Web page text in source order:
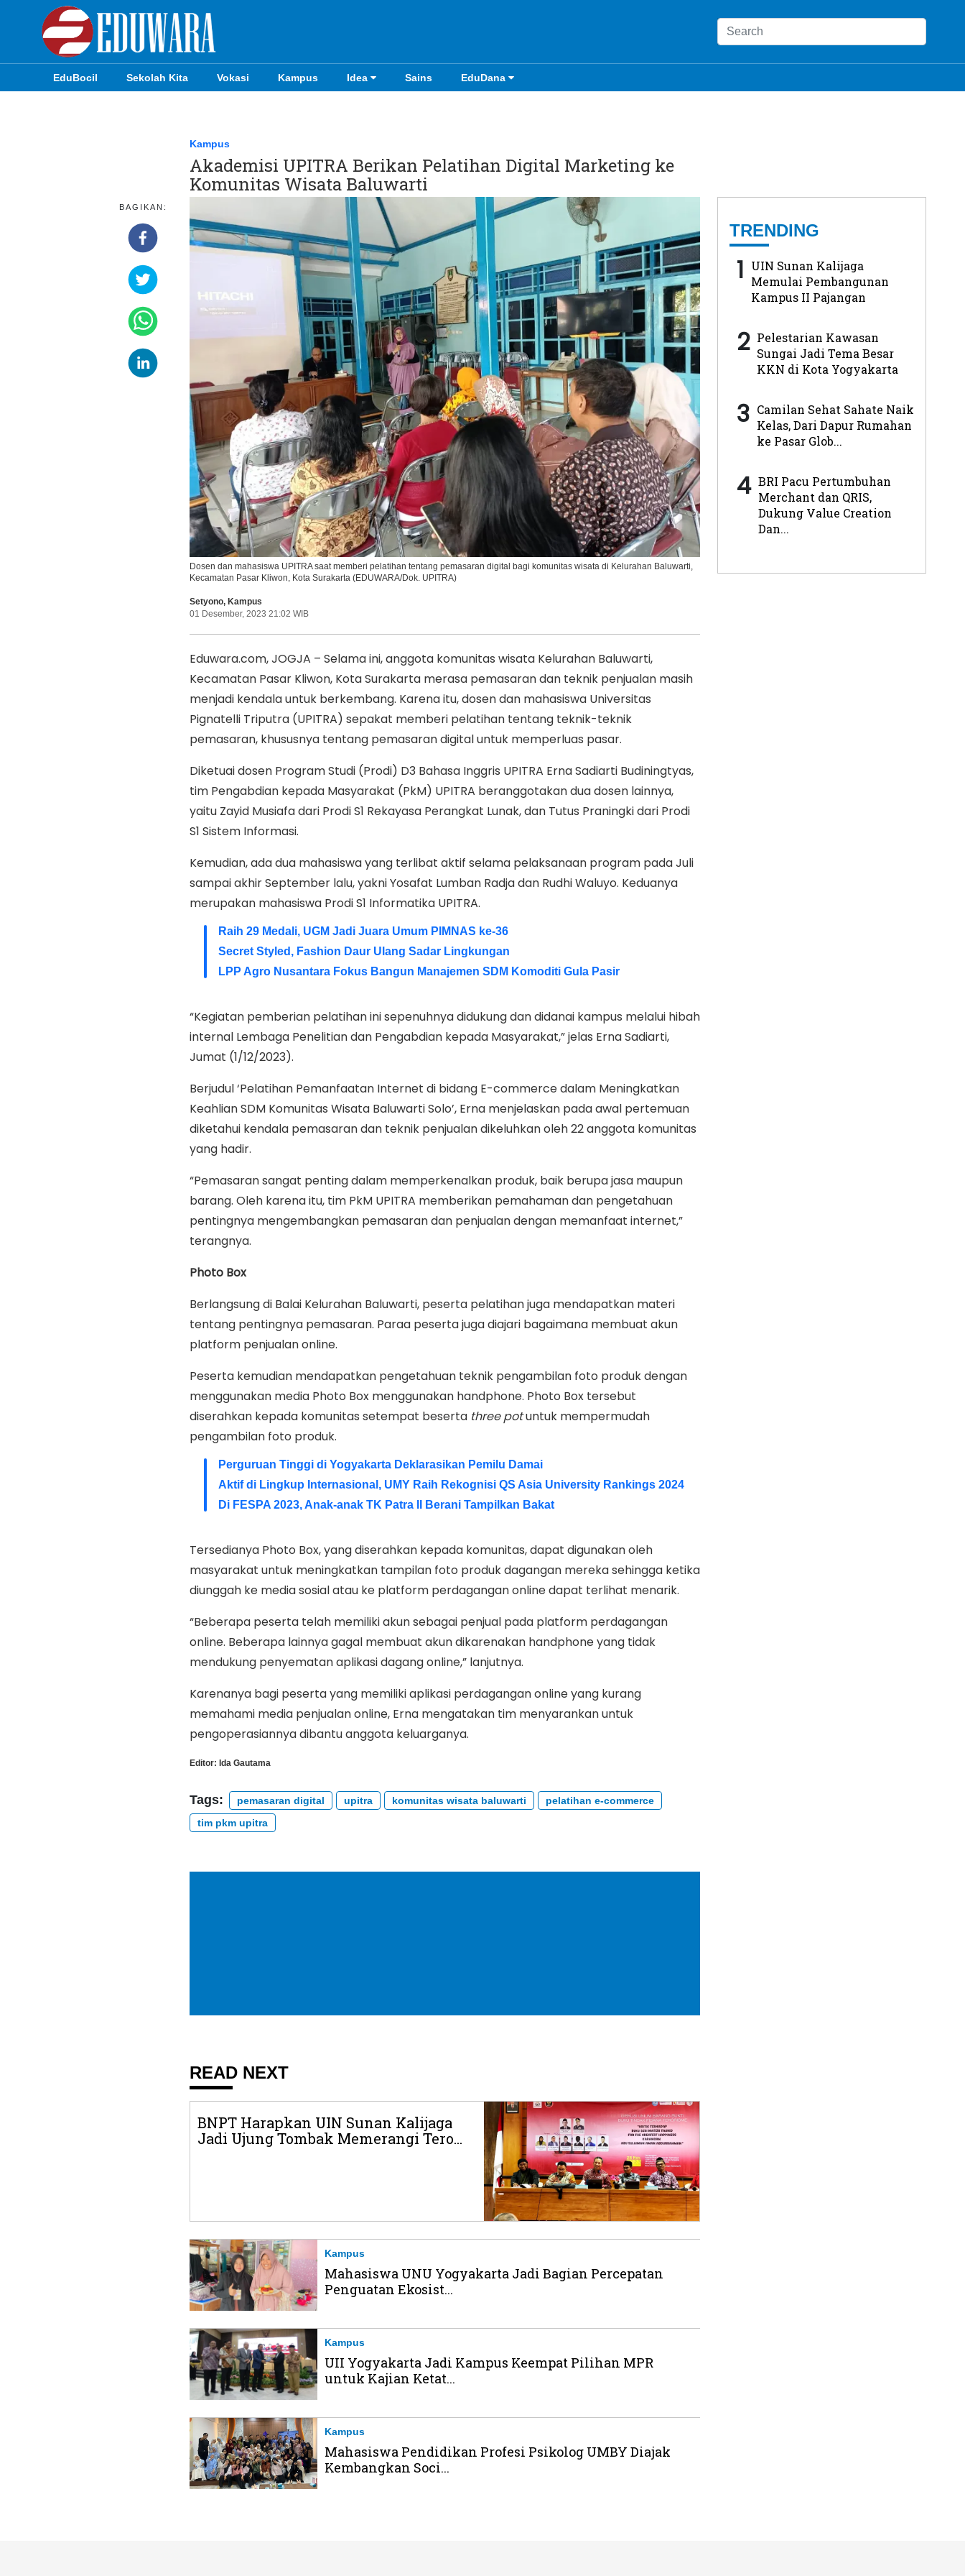
EduBocil Sekolah Kita Vokasi Kampus Idea Sains EduDana
Ikuti Kami di:
Kampus
Akademisi UPITRA Berikan Pelatihan Digital Marketing ke
Komunitas Wisata Baluwarti
BAGIKAN:
Dosen dan mahasiswa UPITRA saat memberi pelatihan tentang pemasaran digital bagi komunitas wisata di Kelurahan Baluwarti,
Kecamatan Pasar Kliwon, Kota Surakarta (EDUWARA/Dok. UPITRA)
Setyono, Kampus
01 Desember, 2023 21:02 WIB
Eduwara.com, JOGJA – Selama ini, anggota komunitas wisata Kelurahan Baluwarti,
Kecamatan Pasar Kliwon, Kota Surakarta merasa pemasaran dan teknik penjualan masih
menjadi kendala untuk berkembang. Karena itu, dosen dan mahasiswa Universitas
Pignatelli Triputra (UPITRA) sepakat memberi pelatihan tentang teknik-teknik
pemasaran, khususnya tentang pemasaran digital untuk memperluas pasar.
Diketuai dosen Program Studi (Prodi) D3 Bahasa Inggris UPITRA Erna Sadiarti Budiningtyas,
tim Pengabdian kepada Masyarakat (PkM) UPITRA beranggotakan dua dosen lainnya,
yaitu Zayid Musiafa dari Prodi S1 Rekayasa Perangkat Lunak, dan Tutus Praningki dari Prodi
S1 Sistem Informasi.
Kemudian, ada dua mahasiswa yang terlibat aktif selama pelaksanaan program pada Juli
sampai akhir September lalu, yakni Yosafat Lumban Radja dan Rudhi Waluyo. Keduanya
merupakan mahasiswa Prodi S1 Informatika UPITRA.
Raih 29 Medali, UGM Jadi Juara Umum PIMNAS ke-36
Secret Styled, Fashion Daur Ulang Sadar Lingkungan
LPP Agro Nusantara Fokus Bangun Manajemen SDM Komoditi Gula Pasir
“Kegiatan pemberian pelatihan ini sepenuhnya didukung dan didanai kampus melalui hibah
internal Lembaga Penelitian dan Pengabdian kepada Masyarakat,” jelas Erna Sadiarti,
Jumat (1/12/2023).
Berjudul ‘Pelatihan Pemanfaatan Internet di bidang E-commerce dalam Meningkatkan
Keahlian SDM Komunitas Wisata Baluwarti Solo’, Erna menjelaskan pada awal pertemuan
diketahui kendala pemasaran dan teknik penjualan dikeluhkan oleh 22 anggota komunitas
yang hadir.
“Pemasaran sangat penting dalam memperkenalkan produk, baik berupa jasa maupun
barang. Oleh karena itu, tim PkM UPITRA memberikan pemahaman dan pengetahuan
pentingnya mengembangkan pemasaran dan penjualan dengan memanfaat internet,”
terangnya.
Photo Box
Berlangsung di Balai Kelurahan Baluwarti, peserta pelatihan juga mendapatkan materi
tentang pentingnya pemasaran. Paraa peserta juga diajari bagaimana membuat akun
platform penjualan online.
Peserta kemudian mendapatkan pengetahuan teknik pengambilan foto produk dengan
menggunakan media Photo Box menggunakan handphone. Photo Box tersebut
diserahkan kepada komunitas setempat beserta three potuntuk mempermudah
pengambilan foto produk.
Perguruan Tinggi di Yogyakarta Deklarasikan Pemilu Damai
Aktif di Lingkup Internasional, UMY Raih Rekognisi QS Asia University Rankings 2024
Di FESPA 2023, Anak-anak TK Patra II Berani Tampilkan Bakat
Tersedianya Photo Box, yang diserahkan kepada komunitas, dapat digunakan oleh
masyarakat untuk meningkatkan tampilan foto produk dagangan mereka sehingga ketika
diunggah ke media sosial atau ke platform perdagangan online dapat terlihat menarik.
“Beberapa peserta telah memiliki akun sebagai penjual pada platform perdagangan
online. Beberapa lainnya gagal membuat akun dikarenakan handphone yang tidak
mendukung penyematan aplikasi dagang online,” lanjutnya.
Karenanya bagi peserta yang memiliki aplikasi perdagangan online yang kurang
memahami media penjualan online, Erna mengatakan tim menyarankan untuk
pengoperasiannya dibantu anggota keluarganya.
Editor: Ida Gautama
Tags: pemasaran digital upitra komunitas wisata baluwarti
pelatihan e-commerce
tim pkm upitra
READ NEXT
BNPT Harapkan UIN Sunan Kalijaga
Jadi Ujung Tombak Memerangi Tero...
Kampus
Mahasiswa UNU Yogyakarta Jadi Bagian Percepatan
Penguatan Ekosist...
Kampus
UII Yogyakarta Jadi Kampus Keempat Pilihan MPR
untuk Kajian Ketat...
Kampus
Mahasiswa Pendidikan Profesi Psikolog UMBY Diajak
Kembangkan Soci...
TRENDING
1 UIN Sunan Kalijaga
Memulai Pembangunan
Kampus II Pajangan
2 Pelestarian Kawasan
Sungai Jadi Tema Besar
KKN di Kota Yogyakarta
3 Camilan Sehat Sahate Naik
Kelas, Dari Dapur Rumahan
ke Pasar Glob...
4 BRI Pacu Pertumbuhan
Merchant dan QRIS,
Dukung Value Creation
Dan...